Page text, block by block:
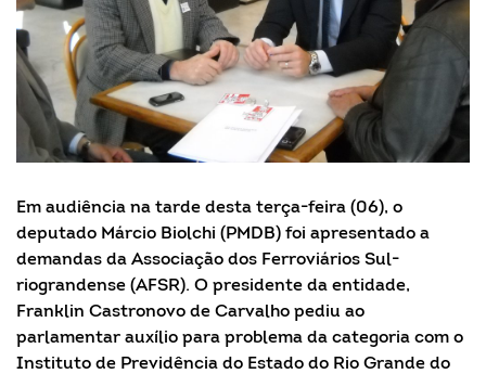
Em audiência na tarde desta terça-feira (06), o
deputado Márcio Biolchi (PMDB) foi apresentado a
demandas da Associação dos Ferroviários Sul-
riograndense (AFSR). O presidente da entidade,
Franklin Castronovo de Carvalho pediu ao
parlamentar auxílio para problema da categoria com o
Instituto de Previdência do Estado do Rio Grande do